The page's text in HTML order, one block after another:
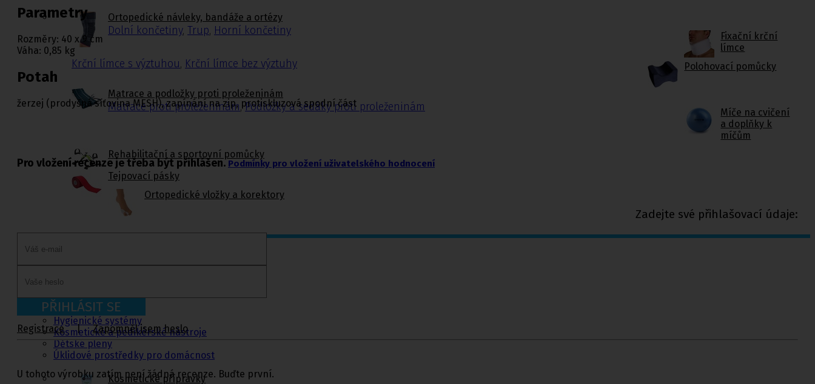
Ortopedické návleky, bandáže a ortézy
Dolní končetiny, Trup, Horní končetiny
Fixační krční
límce
Krční límce s výztuhou, Krční límce bez výztuhy Polohovací pomůcky
Matrace a podložky proti proleženinám
Matrace proti proleženinám,Podložky a sedáky proti proleženinám
Míče na cvičení
a doplňky k
míčům
Rehabilitační a sportovní pomůcky
Tejpovací pásky
Ortopedické vložky a korektory
Kosmetika a
Kosmetické přípravky
Hygienické potřeby
Zubní hygiena
Hygienické systémy
Kosmetické a pedikérské nástroje
Dětské pleny
Úklidové prostředky pro domácnost
Kosmetické přípravky
Parametry
Rozměry: 40 x 9 cm
Váha: 0,85 kg
Potah
žerzej (prodyšná síťovina MESH), zapínání na zip, protiskluzová spodní část
Pro vložení recenze je třeba být přihlášen.Podmínky pro vložení uživatelského hodnocení
Zadejte své přihlašovací údaje:
PŘIHLÁSIT SE
Registrace | Zapomněl jsem heslo
U tohoto výrobku zatím není žádná recenze. Buďte první.